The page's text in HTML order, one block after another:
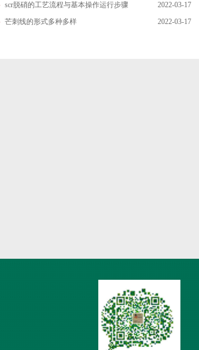
2022-03-17
scr脱硝的工艺流程与基本操作运行步骤
2022-03-17
芒刺线的形式多种多样